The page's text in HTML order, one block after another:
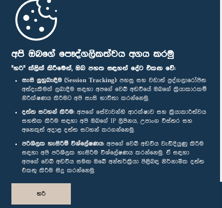
අපි ඔබගේ පෞද්ගලිකත්වය අගය කරමු
"හරි" ක්ලික් කිරීමෙන්, ඔබ පහත සඳහන් දේට එකඟ වේ:
සැසි ලුහුබැඳීම (Session Tracking): පහසු සහ වඩාත් පුද්ගලාරෝපිත
අත්දැකීමක් ලබාදීම සඳහා අපගේ වෙබ් අඩවියේ ඔබගේ ක්‍රියාකාරකම්
නිරීක්ෂණය කිරීමට අපි සැසි භාවිතා කරන්නෙමු.
දත්ත සටහන් කිරීම: අපගේ සේවාවන්හි ආරක්ෂාව සහ ක්‍රියාකාරීත්වය
සහතික කිරීම සඳහා අපි ඔබගේ IP ලිපිනය, උපාංග විස්තර සහ
අනෙකුත් අදාළ දත්ත සටහන් කරගන්නෙමු.
පරිශීලක හැසිරීම් විශ්ලේෂණය: අපගේ වෙබ් අඩවිය වැඩිදියුණු කිරීම
සඳහා අපි පරිශීලක හැසිරීම විශ්ලේෂණය කරන්නෙමු. ඒ සඳහා
අපගේ වෙබ් අඩවිය සමඟ ඔබේ අන්තර්ක්‍රියා පිළිබඳ නිර්නාමික දත්ත
එකතු කිරීම සිදු කරන්නෙමු.
හරි
මුල් පිටුව
පාර්ලිමේන්තු ජංගම යෙදුම
අප හා සම්බන්ධ වී සිටින්න :
සම්මාන
පෞද්ගලිකත්ව ප්‍රතිපත්තිය